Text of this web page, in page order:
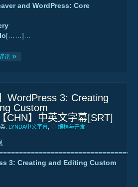
and WordPress: Core
[……]
论
WordPress 3: Creating
Custom
CHN】中英文字幕[SRT]
: LYNDA中文字幕 ◇ 编程与开发
3: Creating and Editing Custom